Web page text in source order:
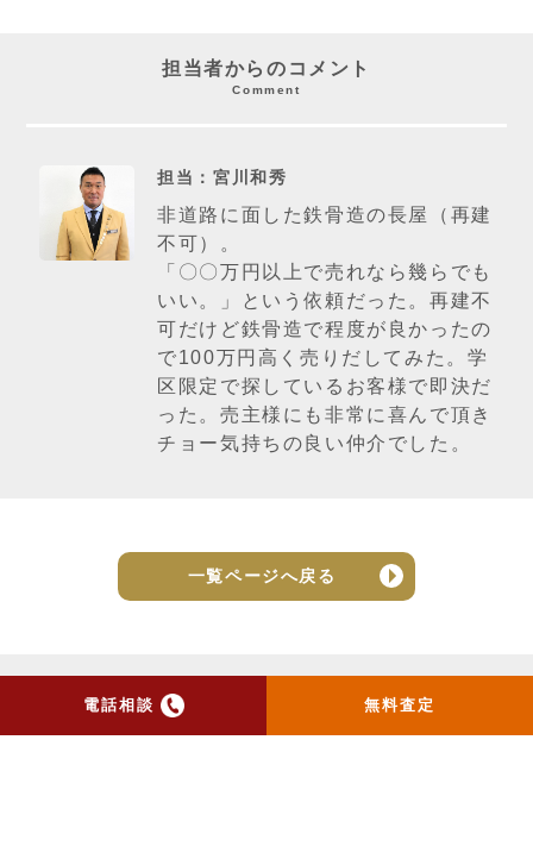
電話相談 無料査定
担当者からのコメント
Comment
担当：宮川和秀
非道路に面した鉄骨造の長屋（再建
不可）。
「〇〇万円以上で売れなら幾らでも
いい。」という依頼だった。再建不
可だけど鉄骨造で程度が良かったの
で100万円高く売りだしてみた。学
区限定で探しているお客様で即決だ
った。売主様にも非常に喜んで頂き
チョー気持ちの良い仲介でした。
一覧ページへ戻る